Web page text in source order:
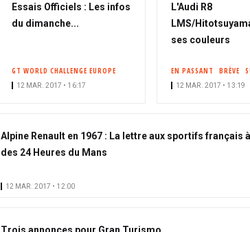
Essais Officiels : Les infos
du dimanche...
GT WORLD CHALLENGE EUROPE
12 MAR. 2017 • 16:17
L'Audi R8
LMS/
ses couleurs
EN PASSANT BRÈVE
12 MAR. 2017 • 13:19
Alpine Renault en 1967 : La lettre aux sportifs français
des 24 Heures du Mans
12 MAR. 2017 • 12:00